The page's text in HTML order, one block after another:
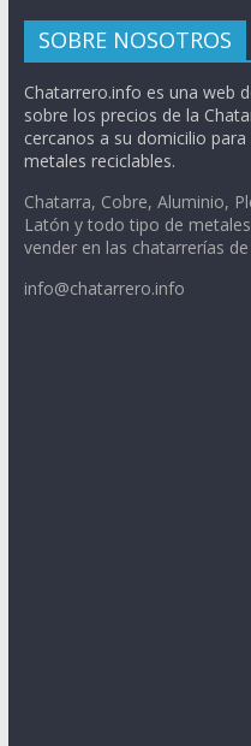
SOBRE NOSOTROS
Chatarrero.info es una web
sobre los precios de la
cercanos a su domicilio
metales reciclables.
Chatarra, Cobre, Aluminio,
Latón y todo tipo de
vender en las chatarrerías
info@chatarrero.info